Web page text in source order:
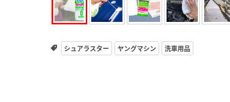
シュアラスター ヤングマシン 洗車用品